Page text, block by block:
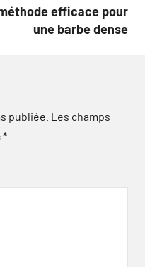
efficace pour
une barbe dense
publiée. Les champs
*